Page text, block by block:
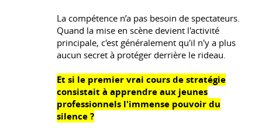
La compétence n’a pas besoin de spectateurs.
Quand la mise en scène devient l'activité
principale, c'est généralement qu'il n'y a plus
aucun secret à protéger derrière le rideau.
Et si le premier vrai cours de stratégie
consistait à apprendre aux jeunes
professionnels l'immense pouvoir du
silence ?